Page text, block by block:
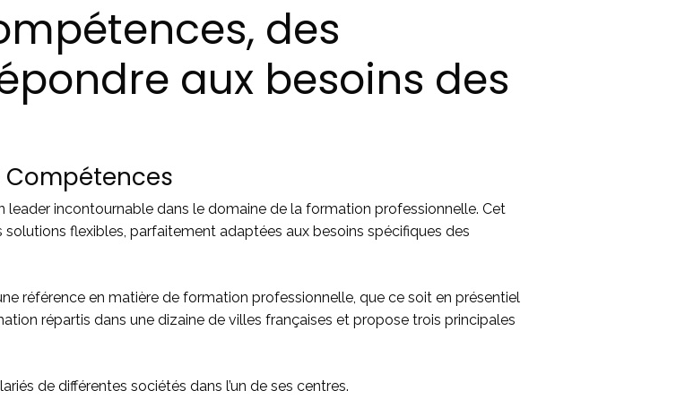
des
aux besoins des
Compétences
leader incontournable dans le domaine de la formation professionnelle. Cet
flexibles, parfaitement adaptées aux besoins spécifiques des
référence en matière de formation professionnelle, que ce soit en présentiel
répartis dans une dizaine de villes françaises et propose trois principales
de différentes sociétés dans l’un de ses centres.